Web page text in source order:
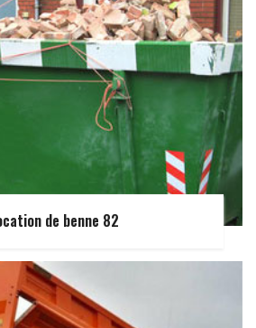
de benne 82